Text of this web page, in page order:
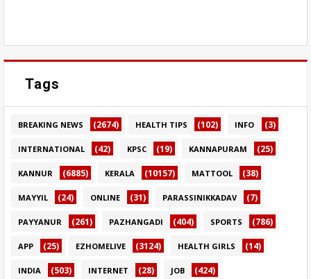
Tags
BREAKING NEWS (2674) HEALTH TIPS (102) INFO (3)
INTERNATIONAL (42) KPSC (19) KANNAPURAM (25)
KANNUR (6885) KERALA (10157) MATTOOL (38)
MAYYIL (24) ONLINE (31) PARASSINIKKADAV (7)
PAYYANUR (261) PAZHANGADI (404) SPORTS (786)
APP (25) EZHOMELIVE (3124) HEALTH GIRLS (14)
INDIA (503) INTERNET (28) JOB (424)